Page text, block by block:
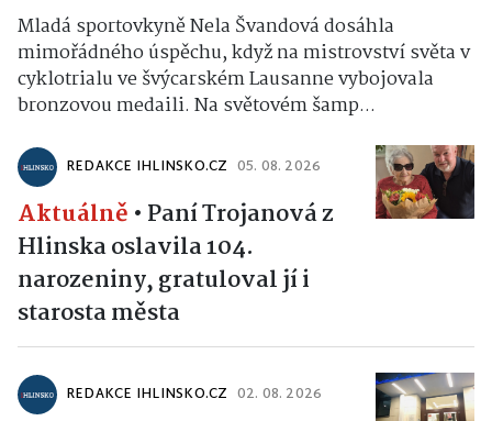
Mladá sportovkyně Nela Švandová dosáhla
mimořádného úspěchu, když na mistrovství světa v
cyklotrialu ve švýcarském Lausanne vybojovala
bronzovou medaili. Na světovém šamp...
REDAKCE IHLINSKO.CZ 05. 08. 2026
Aktuálně • Paní Trojanová z
Hlinska oslavila 104.
narozeniny, gratuloval jí i
starosta města
REDAKCE IHLINSKO.CZ 02. 08. 2026